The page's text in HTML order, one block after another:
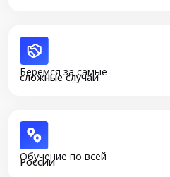
Беремся за самые
сложные случаи
Обучение по всей
России